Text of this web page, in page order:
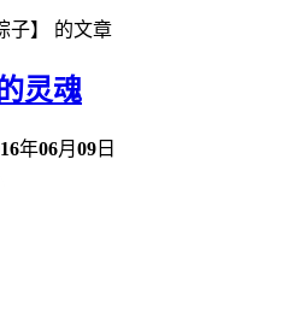
子】 的文章
灵魂
年06月 09 日